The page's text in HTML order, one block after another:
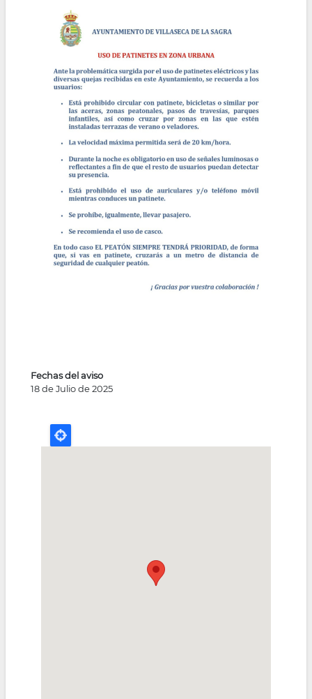
navegación
Fechas del aviso
18 de Julio de 2025